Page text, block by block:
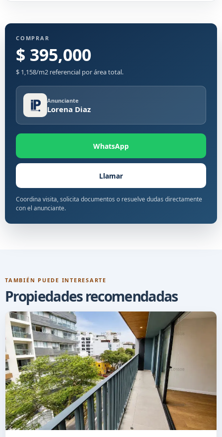
COMPRAR
$ 395,000
$ 1,158/m2 referencial por área total.
Anunciante
Lorena Diaz
WhatsApp
Llamar
Coordina visita, solicita documentos o resuelve dudas directamente
con el anunciante.
TAMBIÉN PUEDE INTERESARTE
Propiedades recomendadas